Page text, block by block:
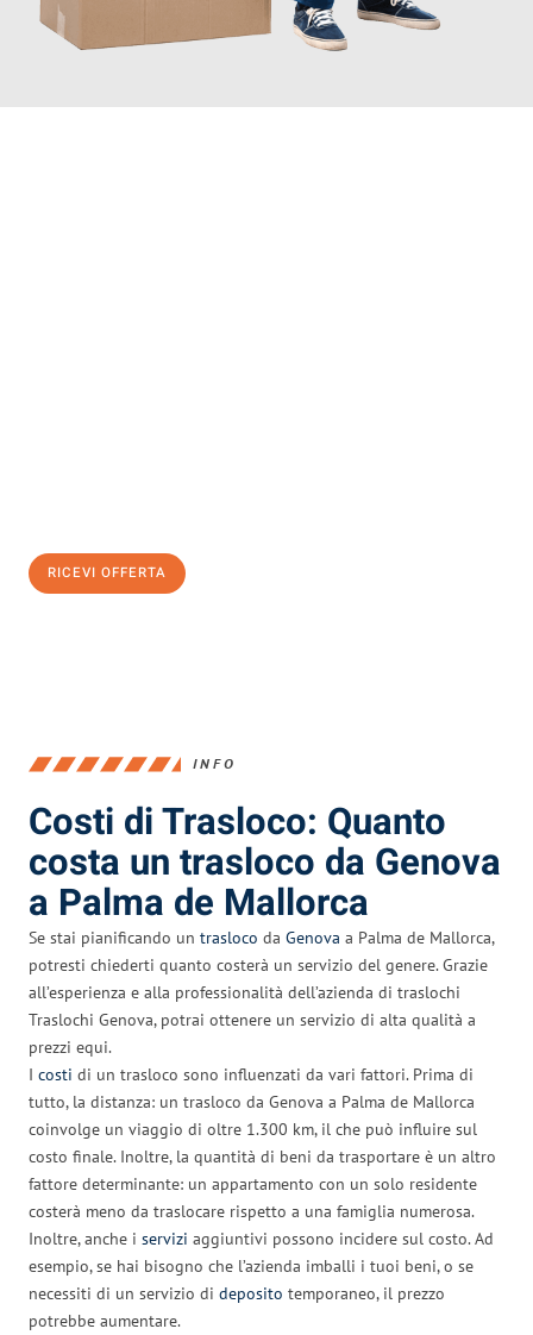
RICEVI OFFERTA
INFO
Costi di Trasloco: Quanto
costa un trasloco da Genova
a Palma de Mallorca
Se stai pianificando un trasloco da Genova a Palma de Mallorca,
potresti chiederti quanto costerà un servizio del genere. Grazie
all’esperienza e alla professionalità dell’azienda di traslochi
Traslochi Genova, potrai ottenere un servizio di alta qualità a
prezzi equi.
I costi di un trasloco sono influenzati da vari fattori. Prima di
tutto, la distanza: un trasloco da Genova a Palma de Mallorca
coinvolge un viaggio di oltre 1.300 km, il che può influire sul
costo finale. Inoltre, la quantità di beni da trasportare è un altro
fattore determinante: un appartamento con un solo residente
costerà meno da traslocare rispetto a una famiglia numerosa.
Inoltre, anche i servizi aggiuntivi possono incidere sul costo. Ad
esempio, se hai bisogno che l’azienda imballi i tuoi beni, o se
necessiti di un servizio di deposito temporaneo, il prezzo
potrebbe aumentare.